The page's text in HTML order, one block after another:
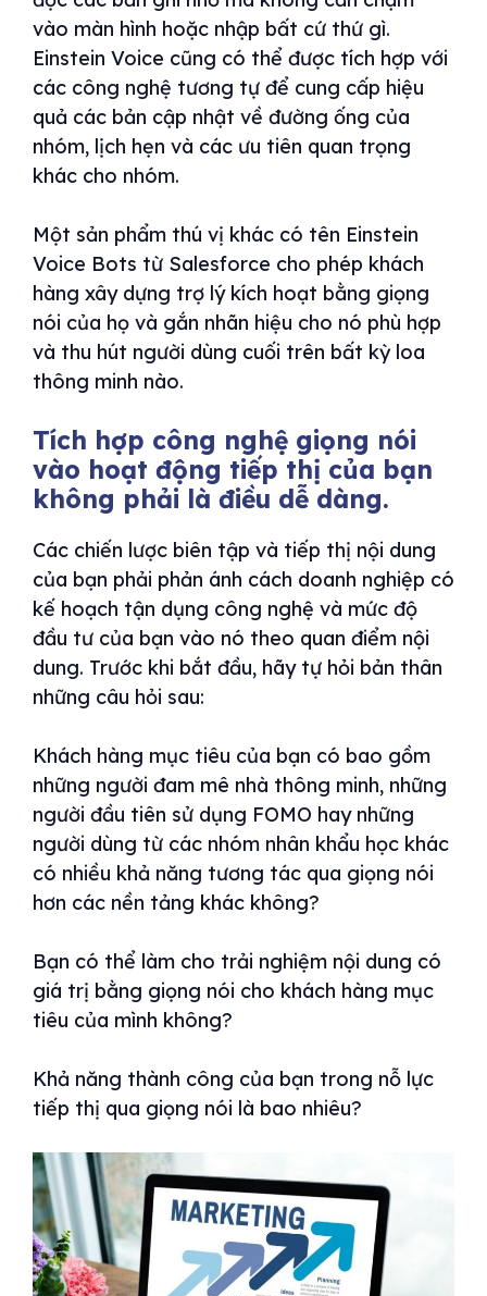
vào màn hình hoặc nhập bất cứ thứ gì.
Einstein Voice cũng có thể được tích hợp với
các công nghệ tương tự để cung cấp hiệu
quả các bản cập nhật về đường ống của
nhóm, lịch hẹn và các ưu tiên quan trọng
khác cho nhóm.
Một sản phẩm thú vị khác có tên Einstein
Voice Bots từ Salesforce cho phép khách
hàng xây dựng trợ lý kích hoạt bằng giọng
nói của họ và gắn nhãn hiệu cho nó phù hợp
và thu hút người dùng cuối trên bất kỳ loa
thông minh nào.
Tích hợp công nghệ giọng nói
vào hoạt động tiếp thị của bạn
không phải là điều dễ dàng.
Các chiến lược biên tập và tiếp thị nội dung
của bạn phải phản ánh cách doanh nghiệp có
kế hoạch tận dụng công nghệ và mức độ
đầu tư của bạn vào nó theo quan điểm nội
dung. Trước khi bắt đầu, hãy tự hỏi bản thân
những câu hỏi sau:
Khách hàng mục tiêu của bạn có bao gồm
những người đam mê nhà thông minh, những
người đầu tiên sử dụng FOMO hay những
người dùng từ các nhóm nhân khẩu học khác
có nhiều khả năng tương tác qua giọng nói
hơn các nền tảng khác không?
Bạn có thể làm cho trải nghiệm nội dung có
giá trị bằng giọng nói cho khách hàng mục
tiêu của mình không?
Khả năng thành công của bạn trong nỗ lực
tiếp thị qua giọng nói là bao nhiêu?